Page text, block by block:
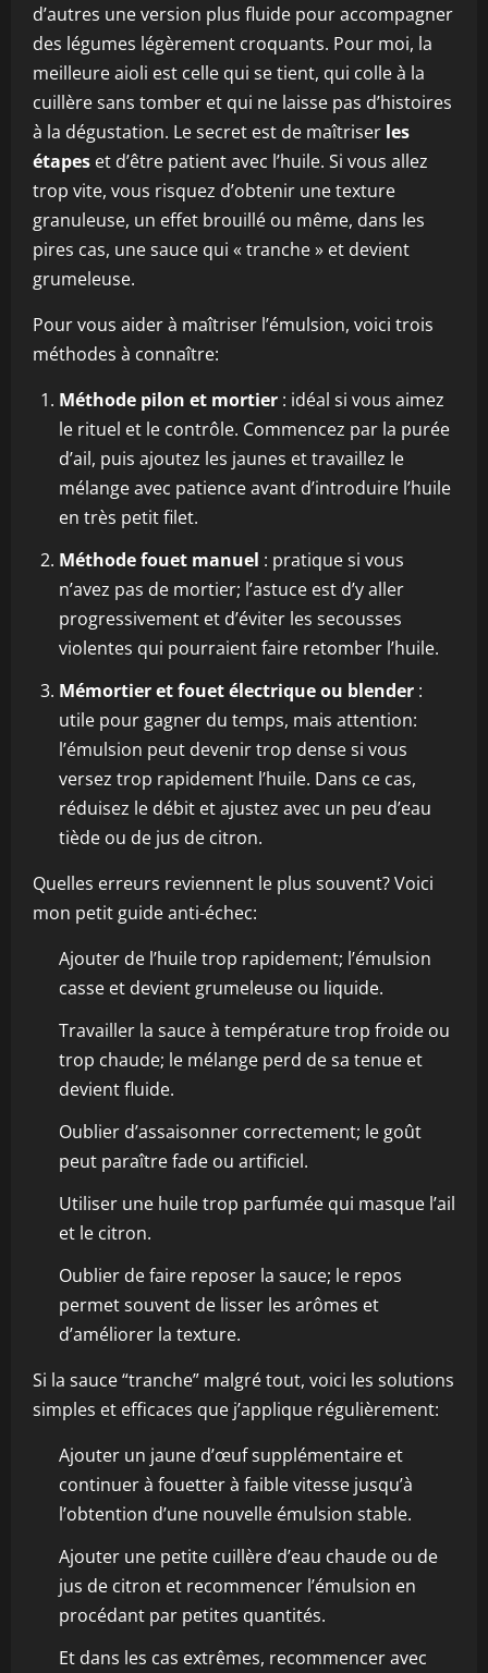
d’autres une version plus fluide pour accompagner
des légumes légèrement croquants. Pour moi, la
meilleure aioli est celle qui se tient, qui colle à la
cuillère sans tomber et qui ne laisse pas d’histoires
à la dégustation. Le secret est de maîtriser les
étapes et d’être patient avec l’huile. Si vous allez
trop vite, vous risquez d’obtenir une texture
granuleuse, un effet brouillé ou même, dans les
pires cas, une sauce qui « tranche » et devient
grumeleuse.
Pour vous aider à maîtriser l’émulsion, voici trois
méthodes à connaître:
Méthode pilon et mortier : idéal si vous aimez
le rituel et le contrôle. Commencez par la purée
d’ail, puis ajoutez les jaunes et travaillez le
mélange avec patience avant d’introduire l’huile
en très petit filet.
Méthode fouet manuel : pratique si vous
n’avez pas de mortier; l’astuce est d’y aller
progressivement et d’éviter les secousses
violentes qui pourraient faire retomber l’huile.
Mémortier et fouet électrique ou blender :
utile pour gagner du temps, mais attention:
l’émulsion peut devenir trop dense si vous
versez trop rapidement l’huile. Dans ce cas,
réduisez le débit et ajustez avec un peu d’eau
tiède ou de jus de citron.
Quelles erreurs reviennent le plus souvent? Voici
mon petit guide anti-échec:
Ajouter de l’huile trop rapidement; l’émulsion
casse et devient grumeleuse ou liquide.
Travailler la sauce à température trop froide ou
trop chaude; le mélange perd de sa tenue et
devient fluide.
Oublier d’assaisonner correctement; le goût
peut paraître fade ou artificiel.
Utiliser une huile trop parfumée qui masque l’ail
et le citron.
Oublier de faire reposer la sauce; le repos
permet souvent de lisser les arômes et
d’améliorer la texture.
Si la sauce “tranche” malgré tout, voici les solutions
simples et efficaces que j’applique régulièrement:
Ajouter un jaune d’œuf supplémentaire et
continuer à fouetter à faible vitesse jusqu’à
l’obtention d’une nouvelle émulsion stable.
Ajouter une petite cuillère d’eau chaude ou de
jus de citron et recommencer l’émulsion en
procédant par petites quantités.
Et dans les cas extrêmes, recommencer avec